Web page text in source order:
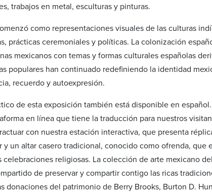
trabajos en metal, esculturas y pinturas.
como representaciones visuales de las culturas
prácticas ceremoniales y políticas. La colonización
mexicanos con temas y formas culturales españolas
populares han continuado redefiniendo la identidad
recuerdo y autoexpresión.
de esta exposición también está disponible en
en línea que tiene la traducción para nuestros
con nuestra estación interactiva, que presenta
y un altar casero tradicional, conocido como ofrenda,
celebraciones religiosas. La colección de arte mexicano
de preservar y compartir contigo las ricas
donaciones del patrimonio de Berry Brooks, Burton D.